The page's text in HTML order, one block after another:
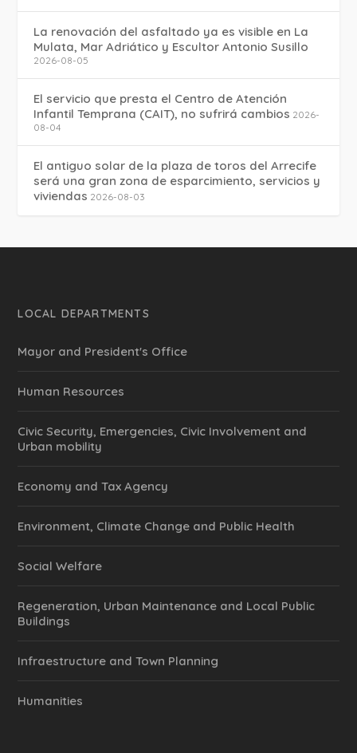
La renovación del asfaltado ya es visible en La
Mulata, Mar Adriático y Escultor Antonio Susillo
2026-08-05
El servicio que presta el Centro de Atención
Infantil Temprana (CAIT), no sufrirá cambios 2026-
08-04
El antiguo solar de la plaza de toros del Arrecife
será una gran zona de esparcimiento, servicios y
viviendas 2026-08-03
LOCAL DEPARTMENTS
Mayor and President's Office
Human Resources
Civic Security, Emergencies, Civic Involvement and
Urban mobility
Economy and Tax Agency
Environment, Climate Change and Public Health
Social Welfare
Regeneration, Urban Maintenance and Local Public
Buildings
Infraestructure and Town Planning
Humanities